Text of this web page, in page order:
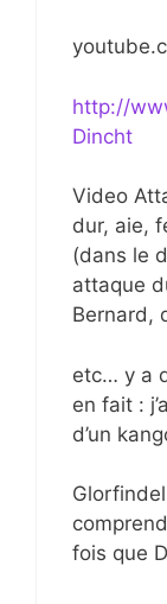
http://
Dincht
Video
dur, aie,
(dans le
attaque
Bernard,
etc… y a
en fait :
d’un
fois que